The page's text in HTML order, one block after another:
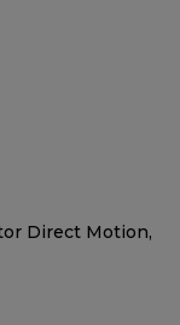
Direct Motion,